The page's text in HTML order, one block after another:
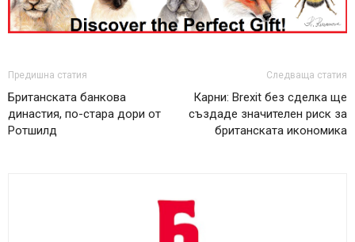
Предишна статия
Британската банкова
династия, по-стара дори от
Ротшилд
Следваща статия
Карни: Brexit без сделка ще
създаде значителен риск за
британската икономика